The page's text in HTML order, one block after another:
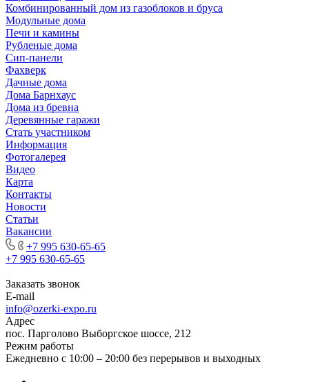
Комбинированный дом из газоблоков и бруса
Модульные дома
Печи и камины
Рубленые дома
Сип-панели
Фахверк
Дачные дома
Дома Барнхаус
Дома из бревна
Деревянные гаражи
Стать участником
Информация
Фотогалерея
Видео
Карта
Контакты
Новости
Статьи
Вакансии
+7 995 630-65-65
+7 995 630-65-65
Заказать звонок
E-mail
info@ozerki-expo.ru
Адрес
пос. Парголово Выборгское шоссе, 212
Режим работы
Ежедневно с 10:00 – 20:00 без перерывов и выходных